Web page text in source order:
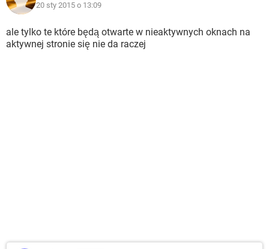
20 sty 2015 o 13:09
ale tylko te które będą otwarte w nieaktywnych oknach na
aktywnej stronie się nie da raczej